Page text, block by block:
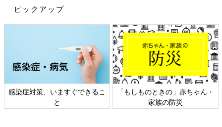
うんちしたい感覚続く→助産師さんに伝えたら赤ちゃんおりてき
陣痛間隔6分
1、2分間隔で陣痛あり
麻酔効いてるのか陣痛落ち着けば話せる余裕ある
陣痛中は「痛い！！あぁぁぁ！どうすればいいですか!?」をひた
すら連呼してた
深呼吸意識しても痛すぎて体に力が入ってしまう
酸素マスク着用
ピックアップ
感染症対策、いますぐできるこ
と
「もしものときの」赤ちゃん・
家族の防災